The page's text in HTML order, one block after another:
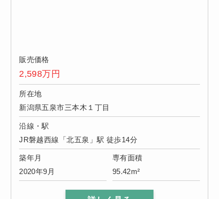
販売価格
2,598万円
所在地
新潟県五泉市三本木１丁目
沿線・駅
JR磐越西線「北五泉」駅 徒歩14分
築年月
2020年9月
専有面積
95.42m²